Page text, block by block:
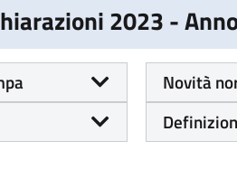
2023 -
Novità